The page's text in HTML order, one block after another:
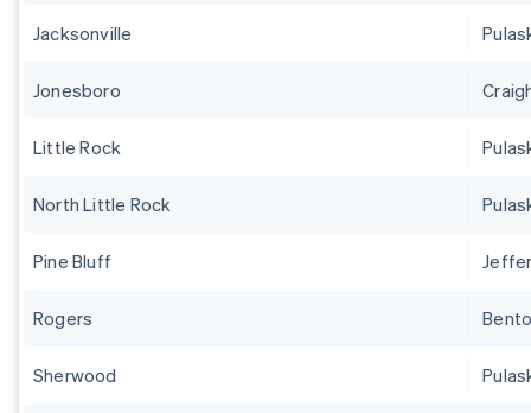
Jacksonville
Jonesboro
Little Rock
North Little Rock
Pine Bluff
Rogers
Sherwood